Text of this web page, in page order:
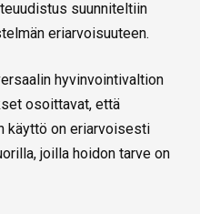
suunniteltiin
eriarvoisuuteen.
hyvinvointivaltion
osoittavat, että
käyttö on eriarvoisesti
joilla hoidon tarve on